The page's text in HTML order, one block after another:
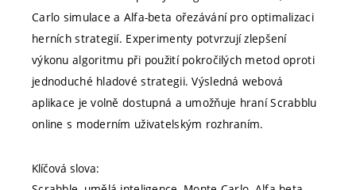
Carlo simulace a Alfa-beta ořezávání pro optimalizaci
herních strategií. Experimenty potvrzují zlepšení
výkonu algoritmu při použití pokročilých metod oproti
jednoduché hladové strategii. Výsledná webová
aplikace je volně dostupná a umožňuje hraní Scrabblu
online s moderním uživatelským rozhraním.
Klíčová slova: